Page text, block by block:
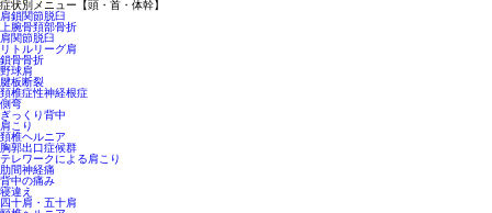
症状別メニュー【頭・首・体幹】
肩鎖関節脱臼
上腕骨頚部骨折
肩関節脱臼
リトルリーグ肩
鎖骨骨折
野球肩
腱板断裂
頚椎症性神経根症
側弯
ぎっくり背中
肩こり
頚椎ヘルニア
胸郭出口症候群
テレワークによる肩こり
肋間神経痛
背中の痛み
寝違え
四十肩・五十肩